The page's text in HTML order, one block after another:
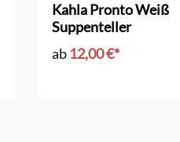
Kahla Pronto Weiß
Suppenteller
ab 12,00 €*